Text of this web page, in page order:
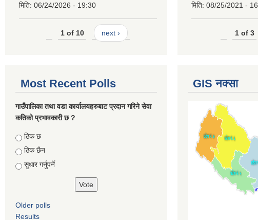
मिति: 06/24/2026 - 19:30
1 of 10 next ›
मिति: 08/25/2021 -
1 of 3
Most Recent Polls
गाउँपालिका तथा वडा कार्यालयहरुबाट प्रदान गरिने सेवा
कतिको प्रभावकारी छ ?
Choices
ठिक छ
ठिक छैन
सुधार गर्नुपर्ने
Older polls
Results
GIS नक्सा